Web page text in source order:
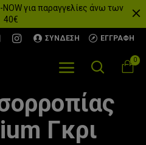
για παραγγελίες άνω των
40€
ΣΎΝΔΕΣΗ ΕΓΓΡΑΦΉ
0
Γκρι